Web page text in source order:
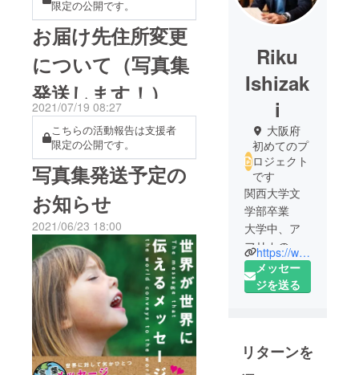
限定の公開です。
お届け先住所変更
について（写真集
発送します！）
2021/07/19 08:27
こちらの活動報告は支援者
限定の公開です。
写真集発送予定の
お知らせ
2021/06/23 18:00
Riku
Ishizak
i
大阪府
初めてのプ
ロジェクト
です
関西大学文
学部卒業
大学中、ア
フリカのウ
ガンダで孤
児院の運営
文部科学省
トビタテ留
https://www.instagram.com/riku.ishizaki
メッセー
ジを送る
リターンを